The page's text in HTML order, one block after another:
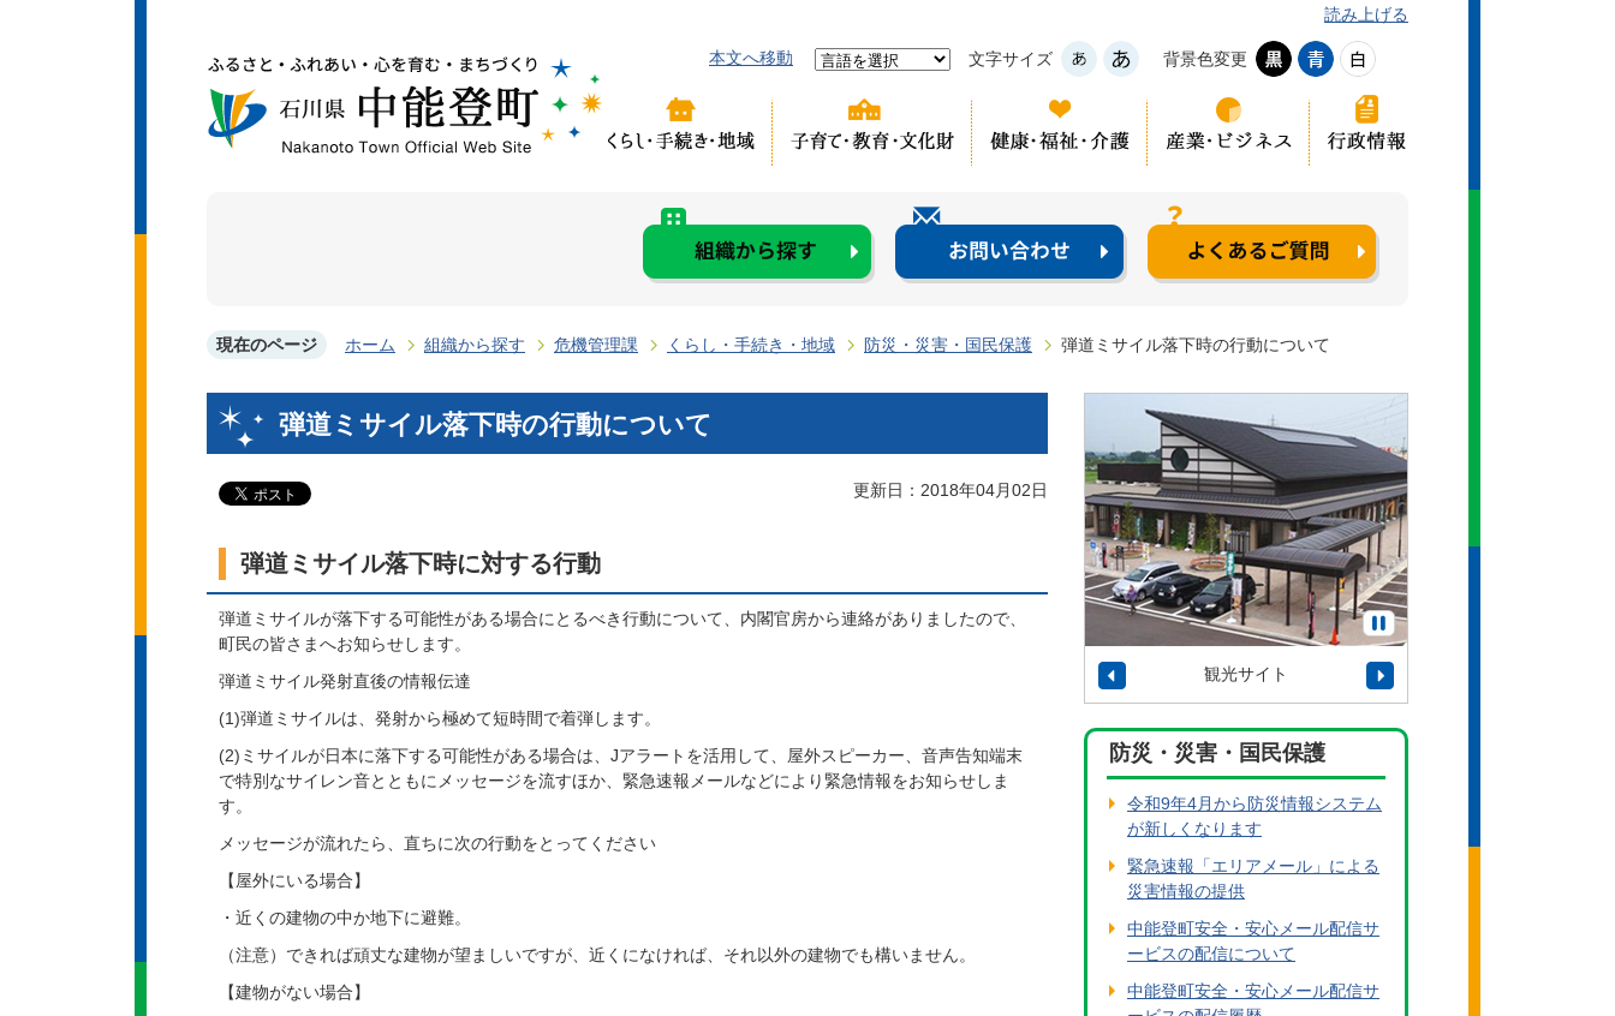
本文へ移動 文字サイズ 背景色変更
読み上げる
現在のページ ホーム 組織から探す 危機管理課 くらし・手続き・地域 防災・災害・国民保護 弾道ミサイル落下時の行動について
弾道ミサイル落下時の行動について
更新日：2018年04月02日
弾道ミサイル落下時に対する行動
弾道ミサイルが落下する可能性がある場合にとるべき行動について、内閣官房から連絡がありましたので、
町民の皆さまへお知らせします。
弾道ミサイル発射直後の情報伝達
(1)弾道ミサイルは、発射から極めて短時間で着弾します。
(2)ミサイルが日本に落下する可能性がある場合は、Jアラートを活用して、屋外スピーカー、音声告知端末
で特別なサイレン音とともにメッセージを流すほか、緊急速報メールなどにより緊急情報をお知らせしま
す。
メッセージが流れたら、直ちに次の行動をとってください
【屋外にいる場合】
・近くの建物の中か地下に避難。
（注意）できれば頑丈な建物が望ましいですが、近くになければ、それ以外の建物でも構いません。
【建物がない場合】
観光サイト
防災・災害・国民保護
令和9年4月から防災情報システム
が新しくなります
緊急速報「エリアメール」による
災害情報の提供
中能登町安全・安心メール配信サ
ービスの配信について
中能登町安全・安心メール配信サ